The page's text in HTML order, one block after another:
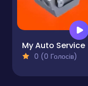
My Auto Service
0 (0 Голосів)